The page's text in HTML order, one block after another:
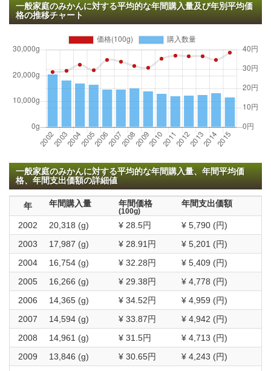
一般家庭のみかんに対する平均的な年間購入量及び年別平均価
格の推移チャート
一般家庭のみかんに対する平均的な年間購入量、年間平均価
格、年間支出価額の詳細値
年 年間購入量 年間価格
(100g)
年間支出価額
2002 20,318 (g) ¥ 28.5円
¥ 5,790 (円)
2003
17,987 (g) ¥ 28.91円
¥ 5,201 (円)
2004
16,754 (g) ¥ 32.28円
¥ 5,409 (円)
2005
16,266 (g) ¥ 29.38円
¥ 4,778 (円)
2006
14,365 (g) ¥ 34.52円
¥ 4,959 (円)
2007
14,594 (g) ¥ 33.87円
¥ 4,942 (円)
2008
14,961 (g) ¥ 31.5円
¥ 4,713 (円)
2009
13,846 (g) ¥ 30.65円
¥ 4,243 (円)